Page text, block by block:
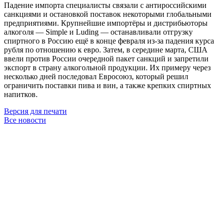
Падение импорта специалисты связали с антироссийскими
санкциями и остановкой поставок некоторыми глобальными
предприятиями. Крупнейшие импортёры и дистрибьюторы
алкоголя — Simple и Luding — останавливали отгрузку
спиртного в Россию ещё в конце февраля из-за падения курса
рубля по отношению к евро. Затем, в середине марта, США
ввели против России очередной пакет санкций и запретили
экспорт в страну алкогольной продукции. Их примеру через
несколько дней последовал Евросоюз, который решил
ограничить поставки пива и вин, а также крепких спиртных
напитков.
Версия для печати
Все новости